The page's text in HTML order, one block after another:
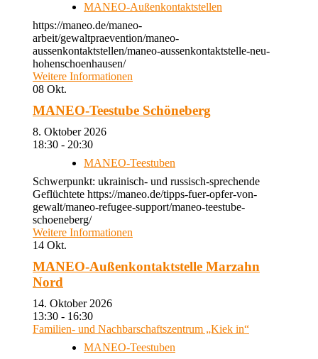
MANEO-Außenkontaktstellen
https://maneo.de/maneo-
arbeit/gewaltpraevention/maneo-
aussenkontaktstellen/maneo-aussenkontaktstelle-neu-
hohenschoenhausen/
Weitere Informationen
08 Okt.
MANEO-Teestube Schöneberg
8. Oktober 2026
18:30 - 20:30
MANEO-Teestuben
Schwerpunkt: ukrainisch- und russisch-sprechende
Geflüchtete https://maneo.de/tipps-fuer-opfer-von-
gewalt/maneo-refugee-support/maneo-teestube-
schoeneberg/
Weitere Informationen
14 Okt.
MANEO-Außenkontaktstelle Marzahn
Nord
14. Oktober 2026
13:30 - 16:30
Familien- und Nachbarschaftszentrum „Kiek in“
MANEO-Teestuben